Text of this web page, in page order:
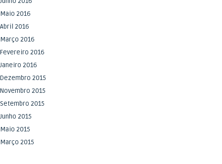
Maio 2016
Abril 2016
Março 2016
Fevereiro 2016
Janeiro 2016
Dezembro 2015
Novembro 2015
Setembro 2015
Junho 2015
Maio 2015
Março 2015